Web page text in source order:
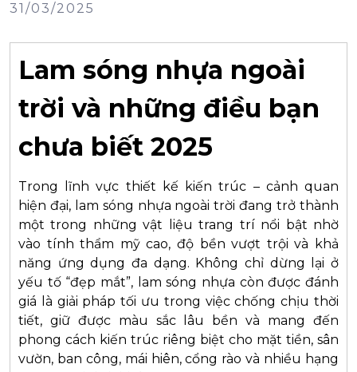
31/03/2025
Lam sóng nhựa ngoài
trời và những điều bạn
chưa biết 2025
Trong lĩnh vực thiết kế kiến trúc – cảnh quan
hiện đại, lam sóng nhựa ngoài trời đang trở thành
một trong những vật liệu trang trí nổi bật nhờ
vào tính thẩm mỹ cao, độ bền vượt trội và khả
năng ứng dụng đa dạng. Không chỉ dừng lại ở
yếu tố “đẹp mắt”, lam sóng nhựa còn được đánh
giá là giải pháp tối ưu trong việc chống chịu thời
tiết, giữ được màu sắc lâu bền và mang đến
phong cách kiến trúc riêng biệt cho mặt tiền, sân
vườn, ban công, mái hiên, cổng rào và nhiều hạng